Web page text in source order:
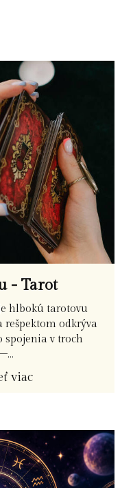
- Tarot
hlbokú tarotovu
odkrýva
spojenia v troch
viac